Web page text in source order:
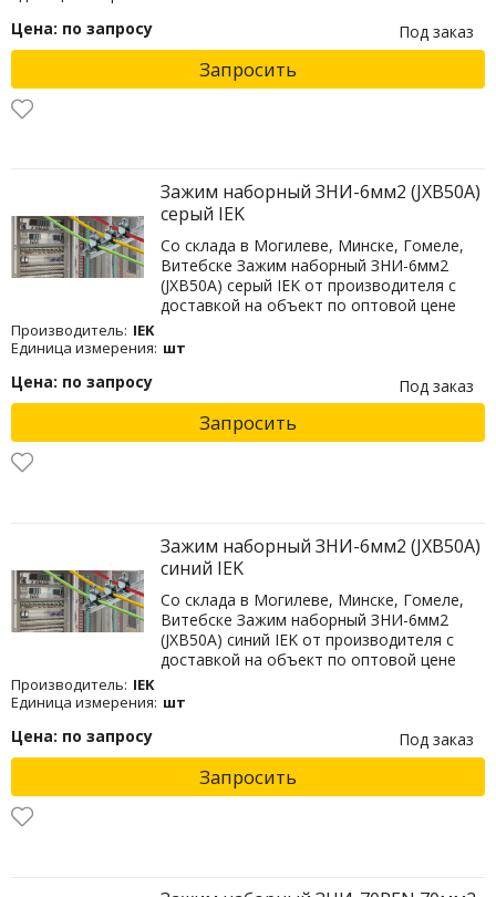
Цена: по запросу Под заказ
Запросить
Зажим наборный ЗНИ-6мм2 (JXB50А)
серый IEK
Со склада в Могилеве, Минске, Гомеле,
Витебске Зажим наборный ЗНИ-6мм2
(JXB50А) серый IEK от производителя с
доставкой на объект по оптовой цене
Производитель: IEK
Единица измерения: шт
Цена: по запросу Под заказ
Запросить
Зажим наборный ЗНИ-6мм2 (JXB50А)
синий IEK
Со склада в Могилеве, Минске, Гомеле,
Витебске Зажим наборный ЗНИ-6мм2
(JXB50А) синий IEK от производителя с
доставкой на объект по оптовой цене
Производитель: IEK
Единица измерения: шт
Цена: по запросу Под заказ
Запросить